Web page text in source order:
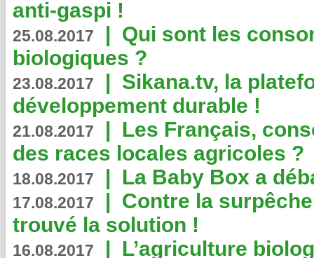
anti-gaspi !
25.08.2017 | Qui sont les
biologiques ?
23.08.2017 | Sikana.tv, la
développement durable !
21.08.2017 | Les Français,
des races locales agricoles ?
18.08.2017 | La Baby Box a
17.08.2017 | Contre la
trouvé la solution !
16.08.2017 | L’agriculture